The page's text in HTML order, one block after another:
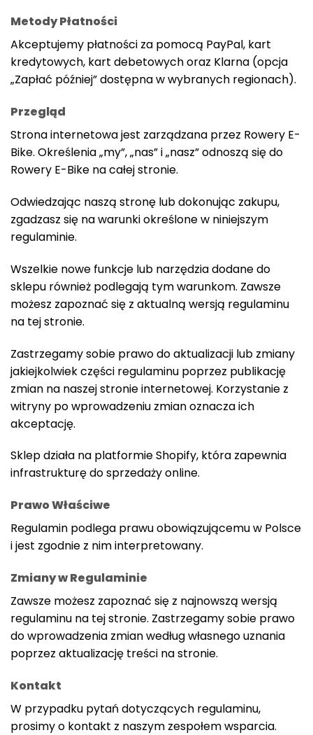
Metody Płatności
Akceptujemy płatności za pomocą PayPal, kart
kredytowych, kart debetowych oraz Klarna (opcja
„Zapłać później” dostępna w wybranych regionach).
Przegląd
Strona internetowa jest zarządzana przez Rowery E-
Bike. Określenia „my”, „nas” i „nasz” odnoszą się do
Rowery E-Bike na całej stronie.
Odwiedzając naszą stronę lub dokonując zakupu,
zgadzasz się na warunki określone w niniejszym
regulaminie.
Wszelkie nowe funkcje lub narzędzia dodane do
sklepu również podlegają tym warunkom. Zawsze
możesz zapoznać się z aktualną wersją regulaminu
na tej stronie.
Zastrzegamy sobie prawo do aktualizacji lub zmiany
jakiejkolwiek części regulaminu poprzez publikację
zmian na naszej stronie internetowej. Korzystanie z
witryny po wprowadzeniu zmian oznacza ich
akceptację.
Sklep działa na platformie Shopify, która zapewnia
infrastrukturę do sprzedaży online.
Prawo Właściwe
Regulamin podlega prawu obowiązującemu w Polsce
i jest zgodnie z nim interpretowany.
Zmiany w Regulaminie
Zawsze możesz zapoznać się z najnowszą wersją
regulaminu na tej stronie. Zastrzegamy sobie prawo
do wprowadzenia zmian według własnego uznania
poprzez aktualizację treści na stronie.
Kontakt
W przypadku pytań dotyczących regulaminu,
prosimy o kontakt z naszym zespołem wsparcia.